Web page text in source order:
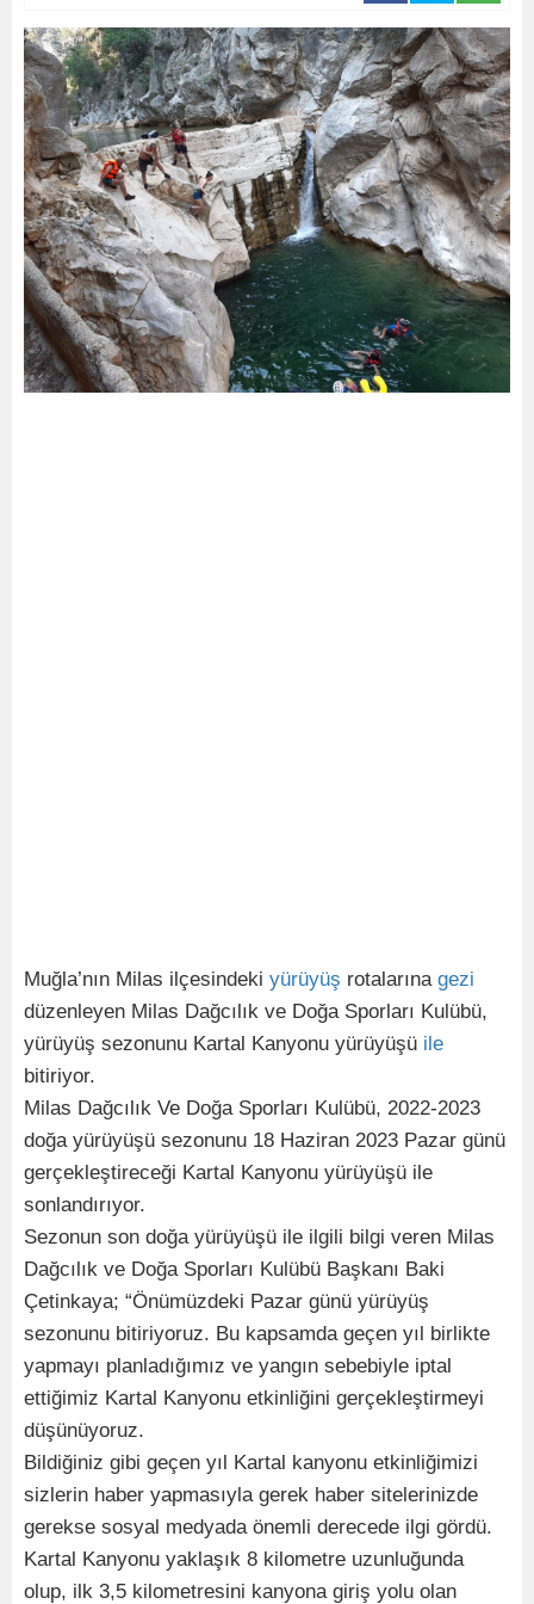
Muğla’nın Milas ilçesindeki yürüyüş rotalarına gezi
düzenleyen Milas Dağcılık ve Doğa Sporları Kulübü,
yürüyüş sezonunu Kartal Kanyonu yürüyüşü ile
bitiriyor.
Milas Dağcılık Ve Doğa Sporları Kulübü, 2022-2023
doğa yürüyüşü sezonunu 18 Haziran 2023 Pazar günü
gerçekleştireceği Kartal Kanyonu yürüyüşü ile
sonlandırıyor.
Sezonun son doğa yürüyüşü ile ilgili bilgi veren Milas
Dağcılık ve Doğa Sporları Kulübü Başkanı Baki
Çetinkaya; “Önümüzdeki Pazar günü yürüyüş
sezonunu bitiriyoruz. Bu kapsamda geçen yıl birlikte
yapmayı planladığımız ve yangın sebebiyle iptal
ettiğimiz Kartal Kanyonu etkinliğini gerçekleştirmeyi
düşünüyoruz.
Bildiğiniz gibi geçen yıl Kartal kanyonu etkinliğimizi
sizlerin haber yapmasıyla gerek haber sitelerinizde
gerekse sosyal medyada önemli derecede ilgi gördü.
Kartal Kanyonu yaklaşık 8 kilometre uzunluğunda
olup, ilk 3,5 kilometresini kanyona giriş yolu olan